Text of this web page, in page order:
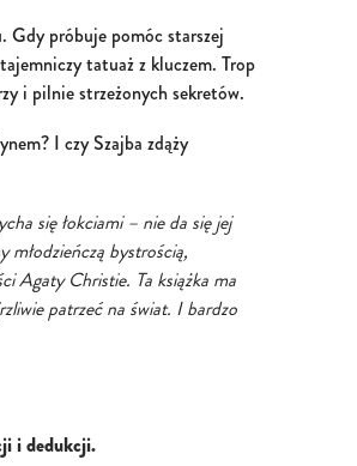
Gdy próbuje pomóc starszej
tatuaż z kluczem. Trop
i pilnie strzeżonych sekretów.
I czy Szajba zdąży
się łokciami – nie da się jej
młodzieńczą bystrością,
Agaty Christie. Ta książka ma
patrzeć na świat. I bardzo
i dedukcji.